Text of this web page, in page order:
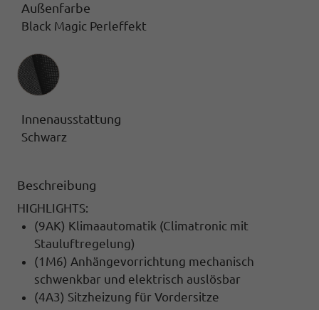
Außenfarbe
Black Magic Perleffekt
Innenausstattung
Innenausstattung
Schwarz
Beschreibung
HIGHLIGHTS:
(9AK) Klimaautomatik (Climatronic mit
Stauluftregelung)
(1M6) Anhängevorrichtung mechanisch
schwenkbar und elektrisch auslösbar
(4A3) Sitzheizung für Vordersitze